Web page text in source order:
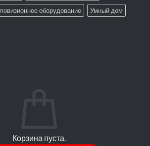
оборудование
Умный дом
Корзина пуста.